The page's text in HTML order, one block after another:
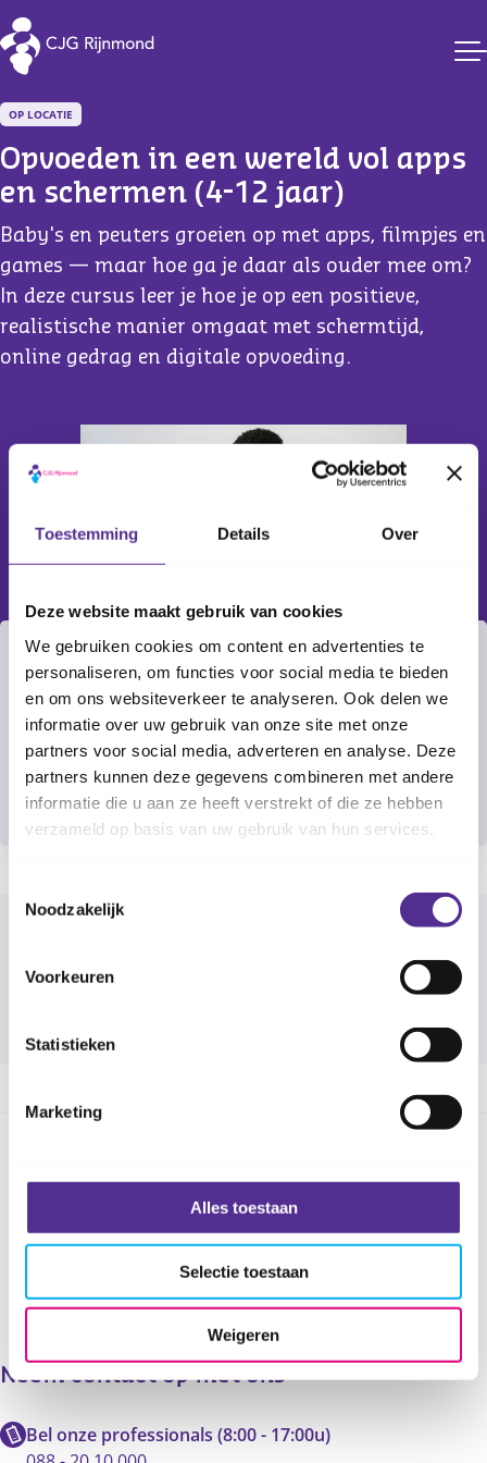
Toestemming Details Over
Deze website maakt gebruik van cookies
We gebruiken cookies om content en advertenties te
personaliseren, om functies voor social media te bieden
en om ons websiteverkeer te analyseren. Ook delen we
informatie over uw gebruik van onze site met onze
partners voor social media, adverteren en analyse. Deze
partners kunnen deze gegevens combineren met andere
informatie die u aan ze heeft verstrekt of die ze hebben
verzameld op basis van uw gebruik van hun services.
Noodzakelijk
Voorkeuren
Statistieken
Marketing
Alles toestaan
Selectie toestaan
Weigeren
CJG Rijnmond
OP LOCATIE
Opvoeden in een wereld vol apps
en schermen (4-12 jaar)
Baby's en peuters groeien op met apps, filmpjes en
games — maar hoe ga je daar als ouder mee om?
In deze cursus leer je hoe je op een positieve,
realistische manier omgaat met schermtijd,
online gedrag en digitale opvoeding.
Filter
29 sep. 2026
09:00- 11:00
Rotterdam
Hildegardusschool, Verbraakstraat 7
Aanmelden
Woon je in de gemeente Rotterdam? *
Neem contact op met ons
Bel onze professionals (8:00 - 17:00u)